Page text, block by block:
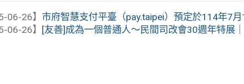
06-26】 市府智慧支付平臺（pay.taipei）預定於114年7
06-26】 [友善]成為一個普通人～民間司改會30週年特展